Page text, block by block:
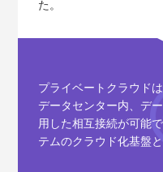
た。
プライベートクラウド
データセンター内、デ
用した相互接続が可能
テムのクラウド化基盤